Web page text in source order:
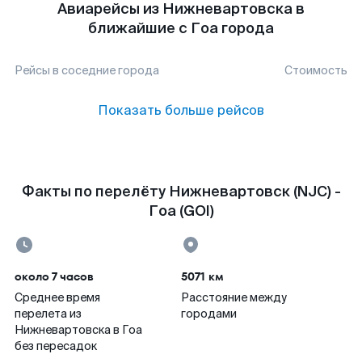
Авиарейсы из Нижневартовска в
ближайшие с Гоа города
Рейсы в соседние города Стоимость
Показать больше рейсов
Факты по перелёту Нижневартовск (NJC) -
Гоа (GOI)
около 7 часов
Среднее время
перелета из
Нижневартовска в Гоа
без пересадок
5071 км
Расстояние между
городами